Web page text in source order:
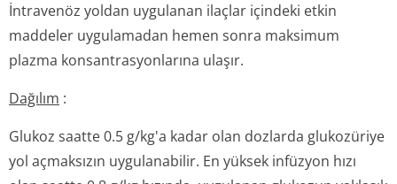
İntravenöz yoldan uygulanan ilaçlar içindeki etkin
maddeler uygulamadan hemen sonra maksimum
plazma konsantrasyonlarına ulaşır.
Dağılım :
Glukoz saatte 0.5 g/kg'a kadar olan dozlarda glukozüriye
yol açmaksızın uygulanabilir. En yüksek infüzyon hızı